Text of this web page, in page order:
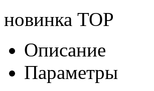
новинка TOP
Описание
Параметры